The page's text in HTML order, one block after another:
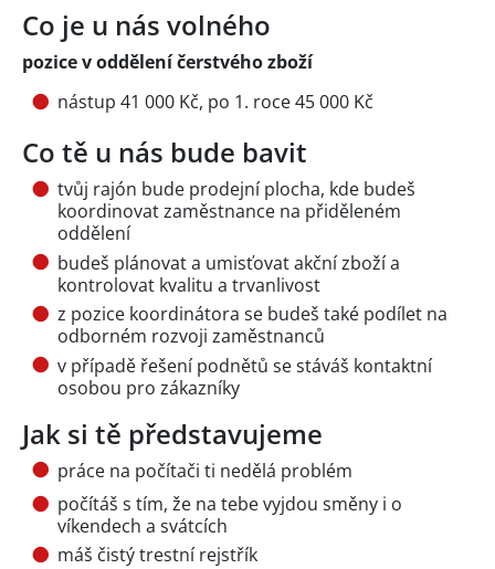
Co je u nás volného
pozice v oddělení čerstvého zboží
nástup 41 000 Kč, po 1. roce 45 000 Kč
Co tě u nás bude bavit
tvůj rajón bude prodejní plocha, kde budeš
koordinovat zaměstnance na přiděleném
oddělení
budeš plánovat a umisťovat akční zboží a
kontrolovat kvalitu a trvanlivost
z pozice koordinátora se budeš také podílet na
odborném rozvoji zaměstnanců
v případě řešení podnětů se stáváš kontaktní
osobou pro zákazníky
Jak si tě představujeme
práce na počítači ti nedělá problém
počítáš s tím, že na tebe vyjdou směny i o
víkendech a svátcích
máš čistý trestní rejstřík